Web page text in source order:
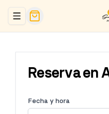
Abrir menu de navegación